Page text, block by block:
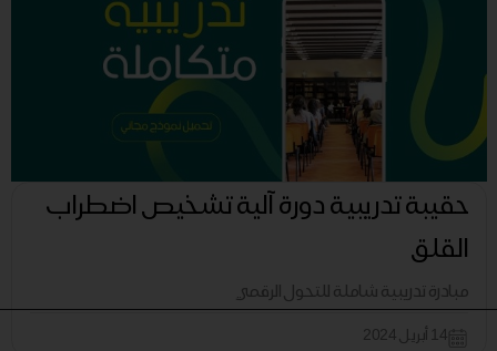
حقيبة تدريبية دورة آلية تشخيص اضطراب
القلق
مبادرة تدريبية شاملة للتحول الرقمي
14 أبريل 2024